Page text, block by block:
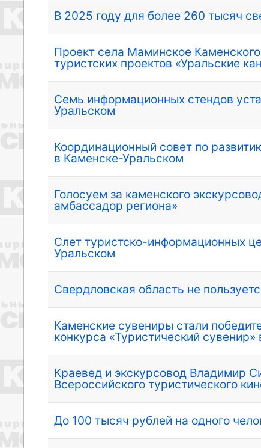
В 2025 году для более 260 тысяч
Проект села Маминское
туристских проектов «Уральские
Семь информационных стендов
Уральском
Координационный совет по
в Каменске-Уральском
Голосуем за каменского
амбассадор региона»
Слет туристско-информационных
Уральском
Свердловская область не
Каменские сувениры стали
конкурса «Туристический сувенир»
Краевед и экскурсовод Владимир
Всероссийского туристического
До 100 тысяч рублей на одного